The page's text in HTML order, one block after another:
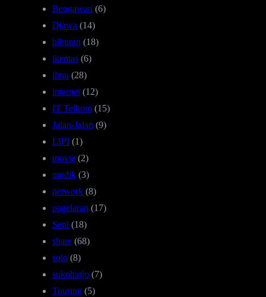
Bengawan (6)
Djawa (14)
hiburan (18)
ikemas (6)
ilmu (28)
internet (12)
IT Telkom (15)
Jalan-Jalan (9)
LIPI (1)
movie (2)
mudik (3)
network (8)
pagelaran (17)
Seni (18)
share (68)
solo (8)
sukoharjo (7)
Touring (5)